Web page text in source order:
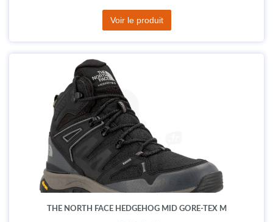
Voir le produit
THE NORTH FACE HEDGEHOG MID GORE-TEX M